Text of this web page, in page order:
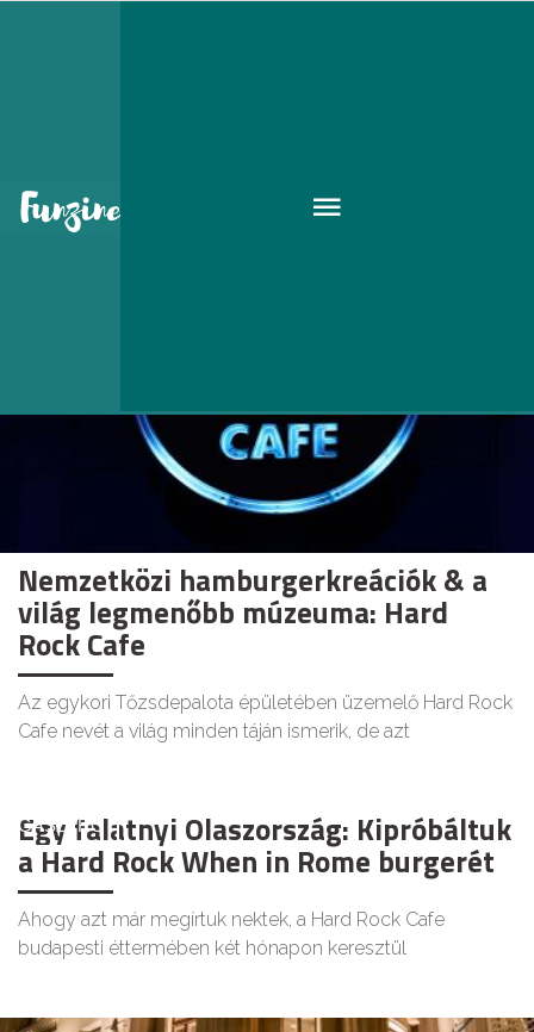
GASZTRO
Nemzetközi hamburgerkreációk & a
világ legmenőbb múzeuma: Hard
Rock Cafe
Az egykori Tőzsdepalota épületében üzemelő Hard Rock
Cafe nevét a világ minden táján ismerik, de azt
GASZTRO
Egy falatnyi Olaszország: Kipróbáltuk
a Hard Rock When in Rome burgerét
Ahogy azt már megírtuk nektek, a Hard Rock Cafe
budapesti éttermében két hónapon keresztül